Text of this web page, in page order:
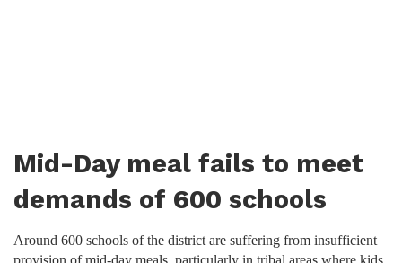
Mid-Day meal fails to meet
demands of 600 schools
Around 600 schools of the district are suffering from insufficient
provision of mid-day meals, particularly in tribal areas where kids